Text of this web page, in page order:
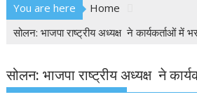
You are here
Home
सोलन: भाजपा राष्ट्रीय अध्यक्ष ने कार्यकर्ताओं में
सोलन: भाजपा राष्ट्रीय अध्यक्ष ने